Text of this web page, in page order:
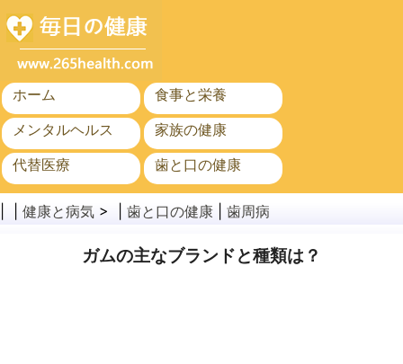
ホーム
食事と栄養
メンタルヘルス
家族の健康
代替医療
歯と口の健康
がん
公衆衛生
健康と病気 > | 歯と口の健康 歯周病
ガムの主なブランドと種類は？